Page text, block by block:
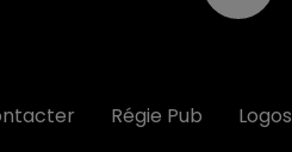
Régie Pub Logos